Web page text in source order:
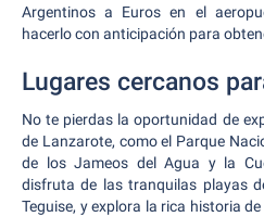
Argentinos a Euros en el
hacerlo con anticipación para
Lugares cercanos
No te pierdas la oportunidad de
de Lanzarote, como el Parque
de los Jameos del Agua y la
disfruta de las tranquilas playas
Teguise, y explora la rica historia